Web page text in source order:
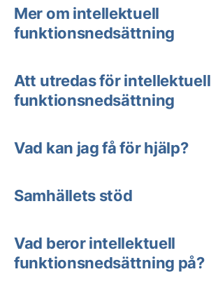
Mer om intellektuell
funktionsnedsättning
Att utredas för intellektuell
funktionsnedsättning
Vad kan jag få för hjälp?
Samhällets stöd
Vad beror intellektuell
funktionsnedsättning på?